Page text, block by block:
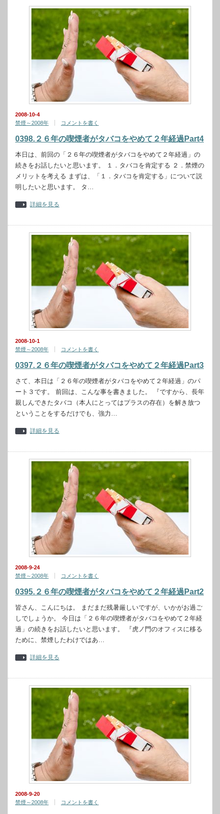
2008-10-4
禁煙～2008年
コメントを書く
0398.２６年の喫煙者がタバコをやめて２年経過Part4
本日は、前回の「２６年の喫煙者がタバコをやめて２年経過」の
続きをお話したいと思います。 １．タバコを肯定する ２．禁煙の
メリットを考える まずは、「１．タバコを肯定する」について説
明したいと思います。 タ…
詳細を見る
2008-10-1
禁煙～2008年
コメントを書く
0397.２６年の喫煙者がタバコをやめて２年経過Part3
さて、本日は「２６年の喫煙者がタバコをやめて２年経過」のパ
ート３です。 前回は、こんな事を書きました。 『ですから、長年
親しんできたタバコ（本人にとってはプラスの存在）を解き放つ
ということをするだけでも、強力…
詳細を見る
2008-9-24
禁煙～2008年
コメントを書く
0395.２６年の喫煙者がタバコをやめて２年経過Part2
皆さん、こんにちは。 まだまだ残暑厳しいですが、いかがお過ご
しでしょうか。 今日は「２６年の喫煙者がタバコをやめて２年経
過」の続きをお話したいと思います。 『虎ノ門のオフィスに移る
ために、禁煙したわけではあ…
詳細を見る
2008-9-20
禁煙～2008年
コメントを書く